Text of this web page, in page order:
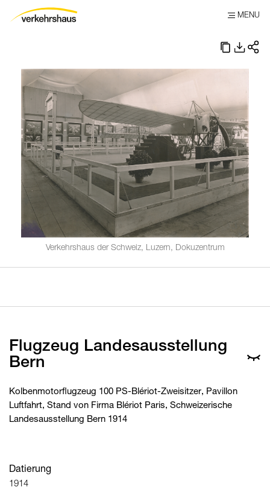
MENU
Verkehrshaus der Schweiz, Luzern, Dokuzentrum
Flugzeug Landesausstellung
Bern
Kolbenmotorflugzeug 100 PS-Blériot-Zweisitzer, Pavillon
Luftfahrt, Stand von Firma Blériot Paris, Schweizerische
Landesausstellung Bern 1914
Datierung
1914